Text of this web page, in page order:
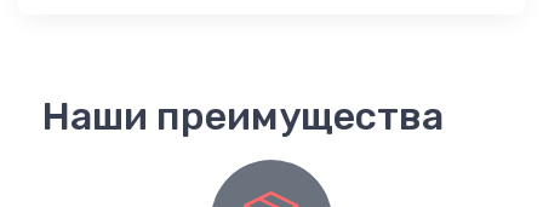
Наши преимущества